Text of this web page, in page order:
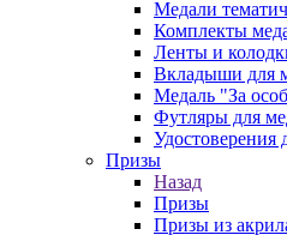
Медали
Комплекты
Ленты и
Вкладыши для
Медаль "За
Футляры для
Удостоверения
Призы
Назад
Призы
Призы из